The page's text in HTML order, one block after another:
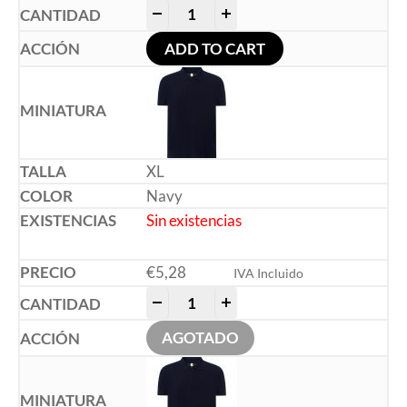
ADD TO CART
XL
Navy
Sin existencias
€5,28 IVA Incluido
AGOTADO